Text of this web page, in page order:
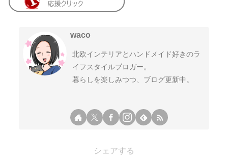
waco
北欧インテリアとハンドメイド好きのラ
イフスタイルブロガー。
暮らしを楽しみつつ、ブログ更新中。
シェアする